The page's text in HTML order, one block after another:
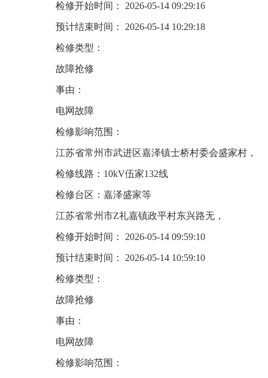
检修开始时间： 2026-05-14 09:29:16
预计结束时间： 2026-05-14 10:29:18
检修类型：
故障抢修
事由：
电网故障
检修影响范围：
江苏省常州市武进区嘉泽镇士桥村委会盛家村，
检修线路：10kV伍家132线
检修台区：嘉泽盛家等
江苏省常州市Z礼嘉镇政平村东兴路无，
检修开始时间： 2026-05-14 09:59:10
预计结束时间： 2026-05-14 10:59:10
检修类型：
故障抢修
事由：
电网故障
检修影响范围：